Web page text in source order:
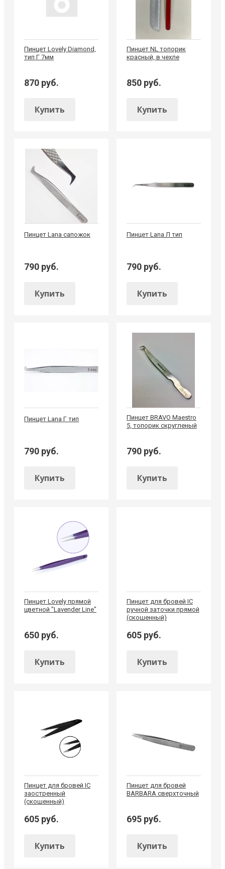
Пинцет Lovely Diamond,
тип Г 7мм
870 руб.
Купить
Пинцет NL топорик
красный, в чехле
850 руб.
Купить
Пинцет Lana сапожок
790 руб.
Купить
Пинцет Lana Л тип
790 руб.
Купить
Пинцет Lana Г тип
790 руб.
Купить
Пинцет BRAVO Maestro
5, топорик скругленый
790 руб.
Купить
Пинцет Lovely прямой
цветной "Lavender Line"
650 руб.
Купить
Пинцет для бровей IC
ручной заточки прямой
(скошенный)
605 руб.
Купить
Пинцет для бровей IC
заостренный
(скошенный)
605 руб.
Купить
Пинцет для бровей
BARBARA сверхточный
695 руб.
Купить